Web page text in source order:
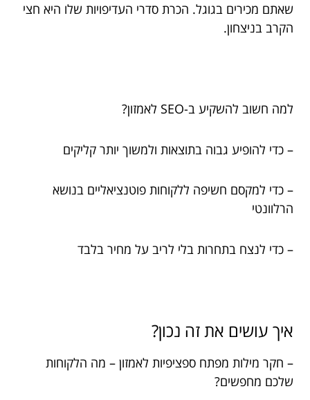
שאתם מכירים בגוגל. הכרת סדרי העדיפויות שלו היא חצי
הקרב בניצחון.
למה חשוב להשקיע ב-SEO לאמזון?
– כדי להופיע גבוה בתוצאות ולמשוך יותר קליקים
– כדי למקסם חשיפה ללקוחות פוטנציאליים בנושא
הרלוונטי
– כדי לנצח בתחרות בלי לריב על מחיר בלבד
איך עושים את זה נכון?
– חקר מילות מפתח ספציפיות לאמזון – מה הלקוחות
שלכם מחפשים?